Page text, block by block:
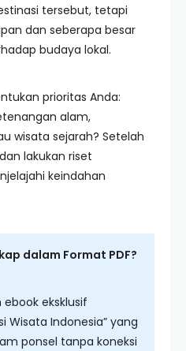
tersebut, tetapi
dan seberapa besar
budaya lokal.
prioritas Anda:
alam,
wisata sejarah? Setelah
lakukan riset
keindahan
dalam Format PDF?
eksklusif
Wisata Indonesia” yang
ponsel tanpa koneksi